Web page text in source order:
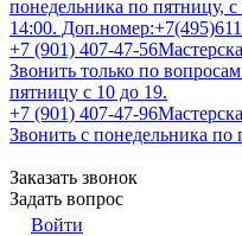
понедельника по пятницу,
14:00.
+7 (901) 407-47-56
Звонить только по
пятницу с 10 до 19.
+7 (901) 407-47-96
Звонить с понедельника по
Заказать звонок
Задать вопрос
Войти